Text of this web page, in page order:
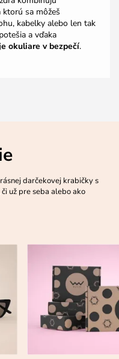
sa môžeš
kabelky alebo len tak
a vďaka
okuliare v bezpečí.
darčekovej krabičky s
už pre seba alebo ako